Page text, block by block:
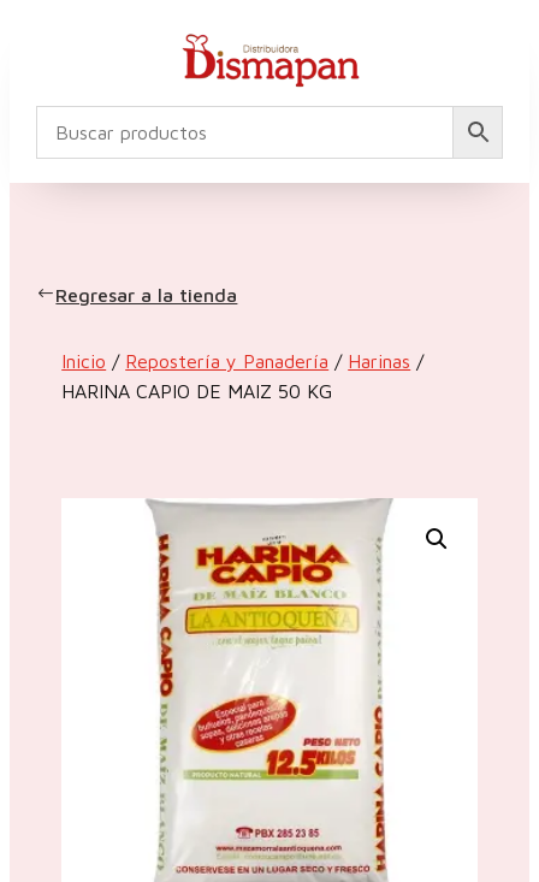
Regresar a la tienda
Inicio / Repostería y Panadería / Harinas /
HARINA CAPIO DE MAIZ 50 KG